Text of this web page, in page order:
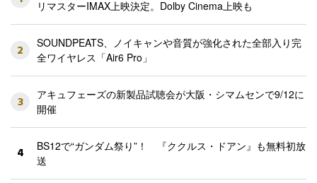
リマスターIMAX上映決定。Dolby Cinema上映も
2
SOUNDPEATS、ノイキャンや音質が強化された全部入り完
全ワイヤレス「Air6 Pro」
3
アキュフェーズの新製品試聴会が大阪・シマムセンで9/12に
開催
4
BS12で“ガンダム祭り”！ 『ククルス・ドアン』も無料初放
送